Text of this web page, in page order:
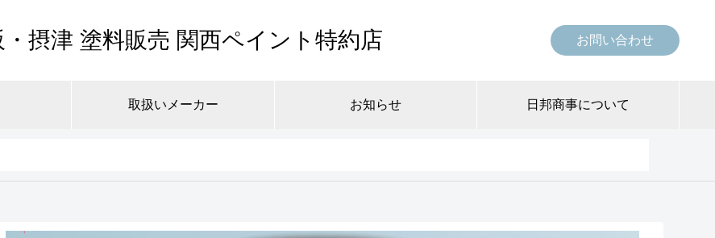
・摂津 塗料販売 関西ペイント特約店 お問い合わせ
取扱いメーカー お知らせ 日邦商事について